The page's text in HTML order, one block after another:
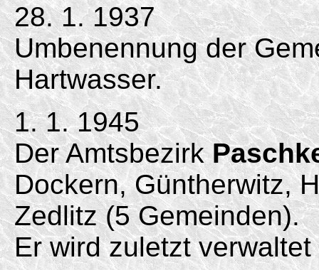
28. 1. 1937
Umbenennung der
Hartwasser.
1. 1. 1945
Der Amtsbezirk
Dockern, Güntherwitz,
Zedlitz (5 Gemeinden).
Er wird zuletzt